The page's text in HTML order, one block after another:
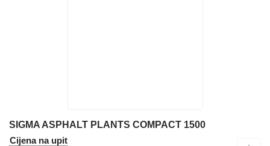
SIGMA ASPHALT PLANTS COMPACT 1500
Cijena na upit